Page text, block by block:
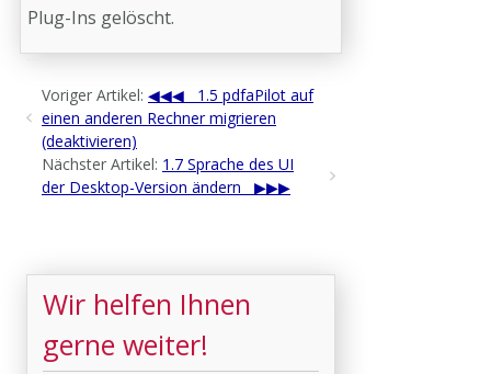
Plug-Ins gelöscht.
Voriger Artikel:
1.5 pdfaPilot auf
einen anderen Rechner migrieren
(deaktivieren)
Nächster Artikel: 1.7 Sprache des UI
der Desktop-Version ändern
Wir helfen Ihnen
gerne weiter!